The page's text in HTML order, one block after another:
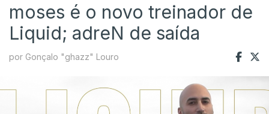
moses é o novo treinador de
Liquid; adreN de saída
por Gonçalo "ghazz" Louro